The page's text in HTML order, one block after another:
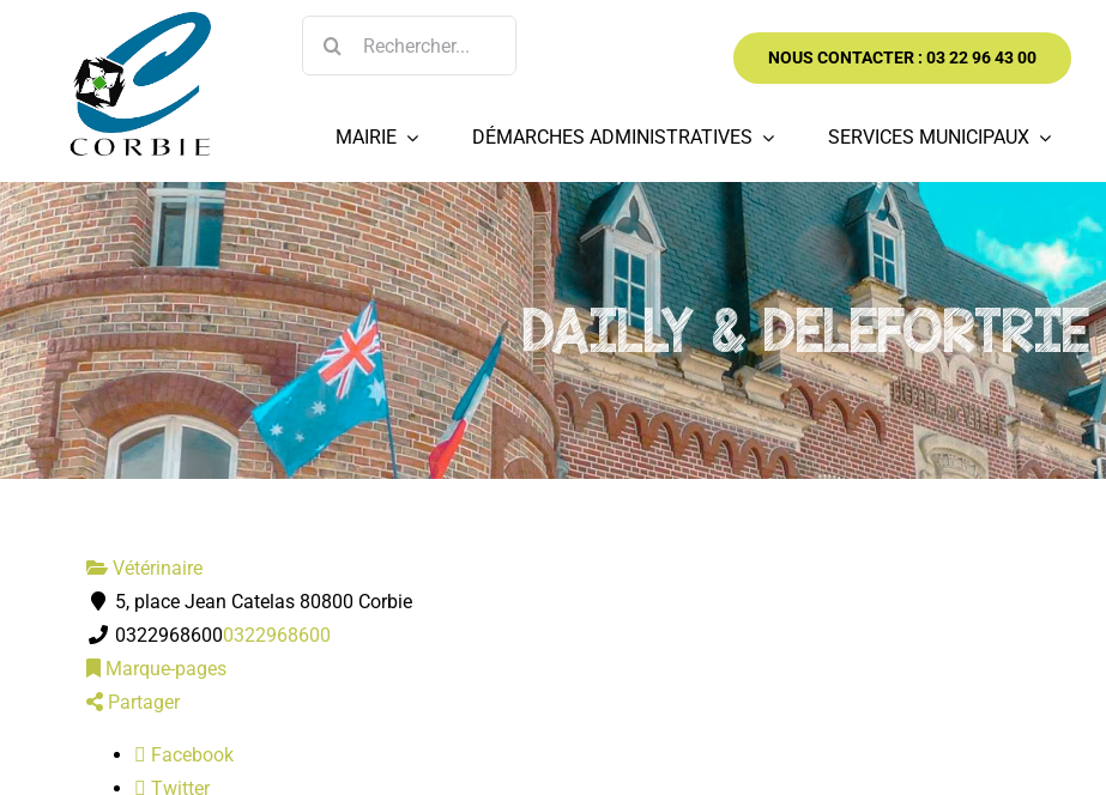
Rechercher:
NOUS CONTACTER : 03 22 96 43 00
MAIRIE DÉMARCHES ADMINISTRATIVES SERVICES MUNICIPAUX
DAILLY & DELEFORTRIE
Vétérinaire
5, place Jean Catelas 80800 Corbie
03229686000322968600
Marque-pages
Partager
Facebook
Twitter